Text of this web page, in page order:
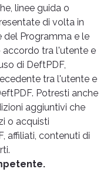
linee guida o
di volta in
Programma e le
tra l'utente e
di DeftPDF,
tra l'utente e
Potresti anche
aggiuntivi che
o acquisti
affiliati, contenuti di